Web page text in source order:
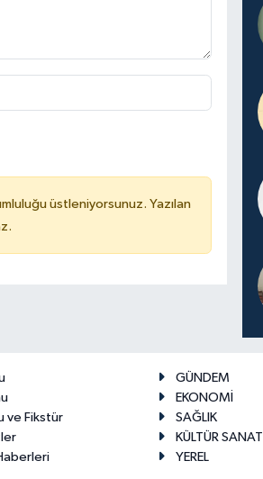
üstleniyorsunuz. Yazılan
ve Fikstür
GÜNDEM
EKONOMİ
SAĞLIK
KÜLTÜR SANAT
YEREL